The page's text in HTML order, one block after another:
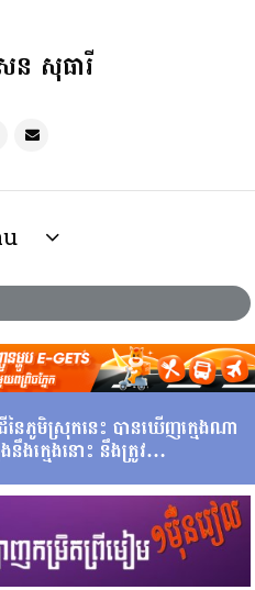
ន សុធារី
ភូមិស្រុកនេះ បានឃើញក្មេងណា
នឹងក្មេងនោះ នឹងត្រូវ…